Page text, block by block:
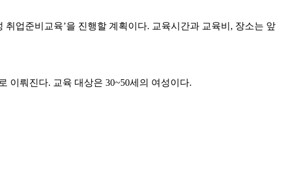
업준비교육’을 진행할 계획이다. 교육시간과 교육비, 장소는 앞
이뤄진다. 교육 대상은 30~50세의 여성이다.